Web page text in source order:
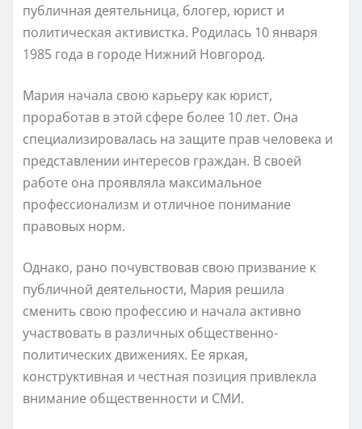
публичная деятельница, блогер, юрист и
политическая активистка. Родилась 10 января
1985 года в городе Нижний Новгород.
Мария начала свою карьеру как юрист,
проработав в этой сфере более 10 лет. Она
специализировалась на защите прав человека и
представлении интересов граждан. В своей
работе она проявляла максимальное
профессионализм и отличное понимание
правовых норм.
Однако, рано почувствовав свою призвание к
публичной деятельности, Мария решила
сменить свою профессию и начала активно
участвовать в различных общественно-
политических движениях. Ее яркая,
конструктивная и честная позиция привлекла
внимание общественности и СМИ.